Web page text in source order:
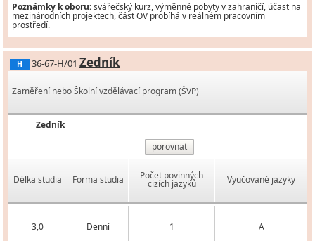
Poznámky k oboru:svářečský kurz, výměnné pobyty v zahraničí, účast na
mezinárodních projektech, část OV probíhá v reálném pracovním
prostředí.
H 36-67-H/01 Zedník
Zaměření nebo Školní vzdělávací program (ŠVP)
Zedník
porovnat
Délka studia Forma studia Počet povinných
cizích jazyků Vyučované jazyky
3,0 Denní 1 A